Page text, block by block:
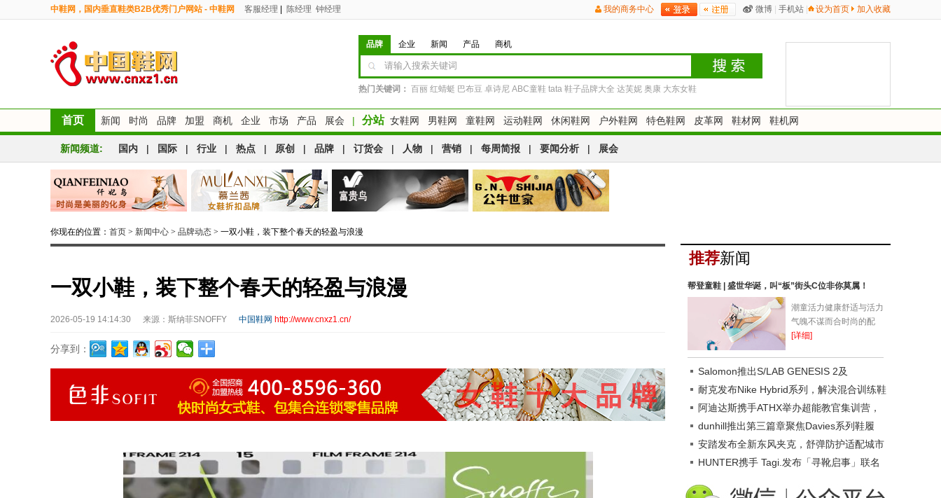
设为首页 加入收藏
手机站
微博
我的商务中心
中鞋网，国内垂直鞋类B2B优秀门户网站 - 中鞋网 客服经理 陈经理 钟经理
品牌 企业 新闻 产品 商机
热门关键词： 百丽 红蜻蜓 巴布豆 卓诗尼 ABC童鞋 tata 鞋子品牌大全 达芙妮 奥康 大东女鞋
首页 新闻 时尚 品牌 加盟 商机 企业 市场 产品 展会 | 分站 女鞋网 男鞋网 童鞋网 运动鞋网 休闲鞋网 户外鞋网 特色鞋网 皮革网 鞋材网 鞋机网
新闻频道: 国内 | 国际 | 行业 | 热点 | 原创 | 品牌 | 订货会 | 人物 | 营销 | 每周简报 | 要闻分析 | 展会
你现在的位置： 首页 > 新闻中心 > 品牌动态 > 一双小鞋，装下整个春天的轻盈与浪漫
一双小鞋，装下整个春天的轻盈与浪漫
2026-05-19 14:14:30 来源：斯纳菲SNOFFY 中国鞋网 http://www.cnxz1.cn/
分享到：
推荐新闻
帮登童鞋 | 盛世华诞，叫“板”街头C位非你莫属！
潮童活力健康舒适与活力
气魄不谋而合时尚的配
色，充满探索乐趣一年一
游路线的准备...
[详细]
Salomon推出S/LAB GENESIS 2及
GENESIS 2越野跑鞋
耐克发布Nike Hybrid系列，解决混合训练鞋
性能难题
阿迪达斯携手ATHX举办超能教官集训营，
2027年ATHX GAMES落地京沪
dunhill推出第三篇章聚焦Davies系列鞋履
安踏发布全新东风夹克，舒弹防护适配城市
日常
HUNTER携手 Tagi.发布「寻靴启事」联名